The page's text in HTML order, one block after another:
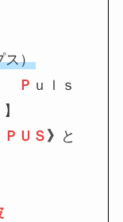
ス）
Ｐ ｕｌｓ
ＰＵＳ 》 と